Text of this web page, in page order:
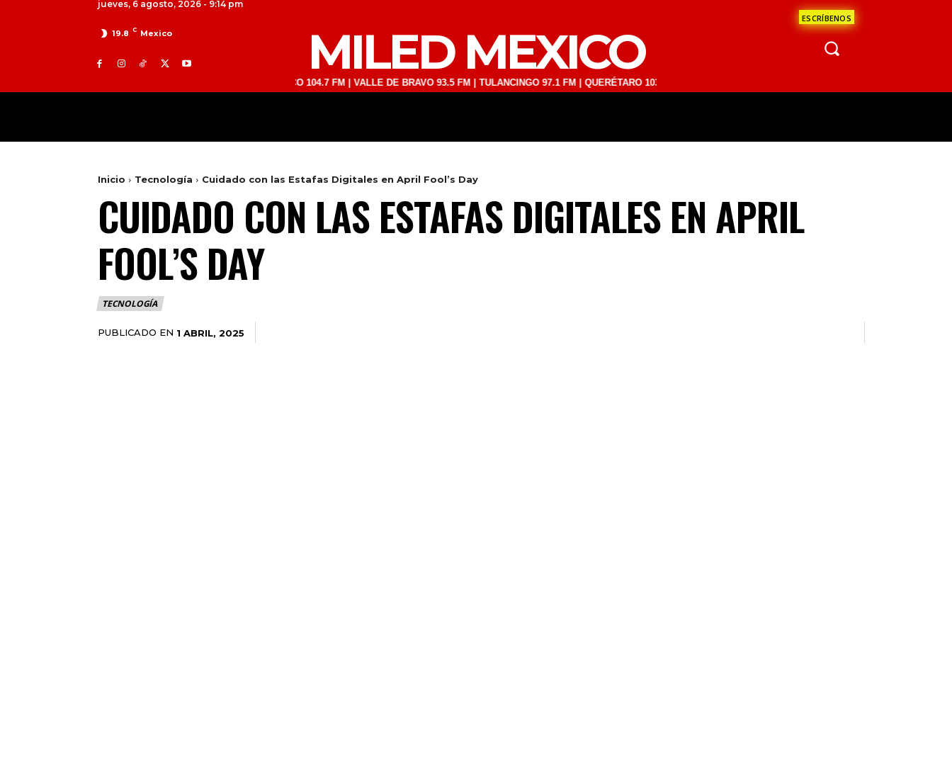
jueves, 6 agosto, 2026 - 9:14 pm
ESCRÍBENOS
19.8 C Mexico MILED MEXICO
TOLUCA 98.9 FM | ATLACOMULCO 104.7 FM | VALLE DE BRAVO 93.5 FM | TULANCINGO 97.1 FM | QUERÉTARO 103.1 FM | SAN JUAN DEL RÍO 93.1 FM | GUADALAJARA 1510 AM | LA PAZ
Inicio Tecnología Cuidado con las Estafas Digitales en April Fool’s Day
CUIDADO CON LAS ESTAFAS DIGITALES EN APRIL
FOOL’S DAY
TECNOLOGÍA
PUBLICADO EN 1 ABRIL, 2025